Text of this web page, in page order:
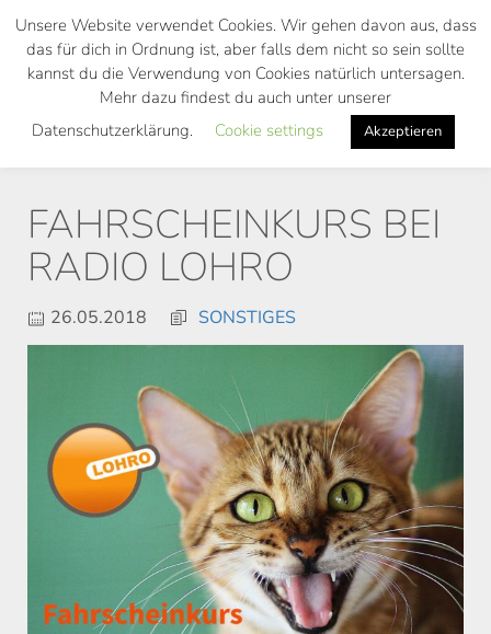
Skip
main
FAHRSCHEINKURS BEI
RADIO LOHRO
26.05.2018 SONSTIGES
Unsere Website verwendet Cookies. Wir gehen davon aus, dass
das für dich in Ordnung ist, aber falls dem nicht so sein sollte
kannst du die Verwendung von Cookies natürlich untersagen.
Mehr dazu findest du auch unter unserer
Datenschutzerklärung.
Cookie settings Akzeptieren